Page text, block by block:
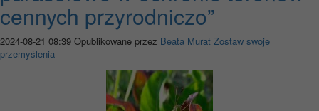
cennych przyrodniczo”
2024-08-21 08:39 Opublikowane przez Beata Murat Zostaw swoje
przemyślenia